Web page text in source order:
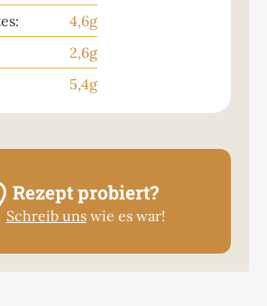
4,6g
2,6g
5,4g
Rezept probiert?
Schreib unswie es war!